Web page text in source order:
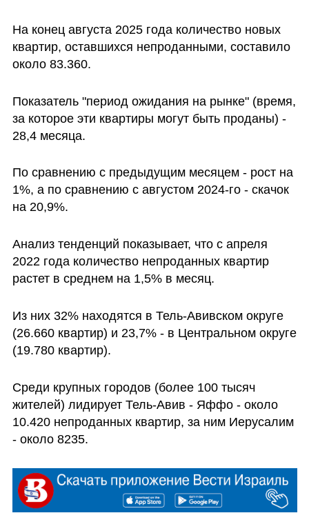
На конец августа 2025 года количество новых
квартир, оставшихся непроданными, составило
около 83.360.
Показатель "период ожидания на рынке" (время,
за которое эти квартиры могут быть проданы) -
28,4 месяца.
По сравнению с предыдущим месяцем - рост на
1%, а по сравнению с августом 2024-го - скачок
на 20,9%.
Анализ тенденций показывает, что с апреля
2022 года количество непроданных квартир
растет в среднем на 1,5% в месяц.
Из них 32% находятся в Тель-Авивском округе
(26.660 квартир) и 23,7% - в Центральном округе
(19.780 квартир).
Среди крупных городов (более 100 тысяч
жителей) лидирует Тель-Авив - Яффо - около
10.420 непроданных квартир, за ним Иерусалим
- около 8235.